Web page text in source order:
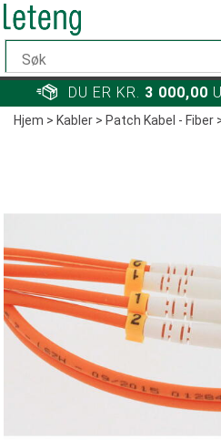
DU ER KR. 3 000,00
Hjem>Kabler>Patch Kabel - Fiber